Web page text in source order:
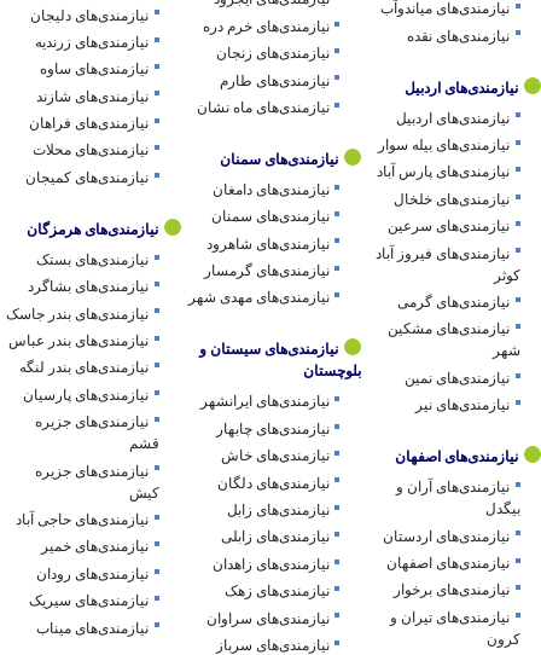
نیازمندی‌های میاندوآب
نیازمندی‌های نقده
نیازمندی‌های اردبیل
نیازمندی‌های اردبیل
نیازمندی‌های بیله سوار
نیازمندی‌های پارس آباد
نیازمندی‌های خلخال
نیازمندی‌های سرعین
نیازمندی‌های فیروز آباد
کوثر
نیازمندی‌های گرمی
نیازمندی‌های مشکین
شهر
نیازمندی‌های نمین
نیازمندی‌های نیر
نیازمندی‌های اصفهان
نیازمندی‌های آران و
بیگدل
نیازمندی‌های اردستان
نیازمندی‌های اصفهان
نیازمندی‌های برخوار
نیازمندی‌های تیران و
کرون
نیازمندی‌های خرم دره
نیازمندی‌های زنجان
نیازمندی‌های طارم
نیازمندی‌های ماه نشان
نیازمندی‌های سمنان
نیازمندی‌های دامغان
نیازمندی‌های سمنان
نیازمندی‌های شاهرود
نیازمندی‌های گرمسار
نیازمندی‌های مهدی شهر
نیازمندی‌های سیستان و
بلوچستان
نیازمندی‌های ایرانشهر
نیازمندی‌های چابهار
نیازمندی‌های خاش
نیازمندی‌های دلگان
نیازمندی‌های زابل
نیازمندی‌های زابلی
نیازمندی‌های زاهدان
نیازمندی‌های زهک
نیازمندی‌های سراوان
نیازمندی‌های سرباز
نیازمندی‌های دلیجان
نیازمندی‌های زرندیه
نیازمندی‌های ساوه
نیازمندی‌های شازند
نیازمندی‌های فراهان
نیازمندی‌های محلات
نیازمندی‌های کمیجان
نیازمندی‌های هرمزگان
نیازمندی‌های بستک
نیازمندی‌های بشاگرد
نیازمندی‌های بندر جاسک
نیازمندی‌های بندر عباس
نیازمندی‌های بندر لنگه
نیازمندی‌های پارسیان
نیازمندی‌های جزیره
قشم
نیازمندی‌های جزیره
کیش
نیازمندی‌های حاجی آباد
نیازمندی‌های خمیر
نیازمندی‌های رودان
نیازمندی‌های سیریک
نیازمندی‌های میناب